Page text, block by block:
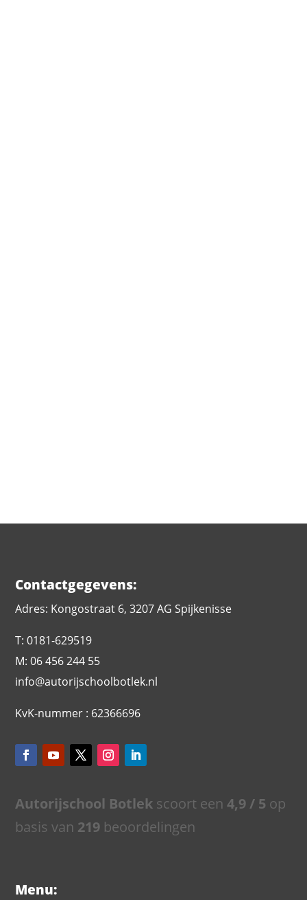
Contactgegevens:
Adres: Kongostraat 6, 3207 AG Spijkenisse
T: 0181-629519
M: 06 456 244 55
info@autorijschoolbotlek.nl
KvK-nummer : 62366696
Autorijschool Botlek scoort een4,9 / 5 op
basis van 219 beoordelingen
Menu: